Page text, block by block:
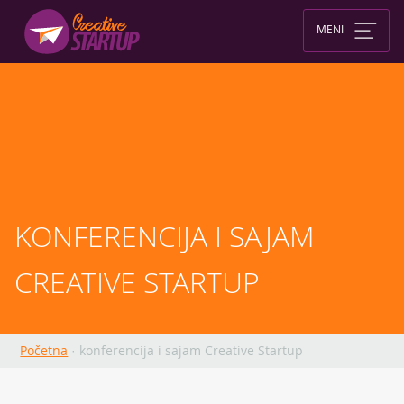
content
MENI
KONFERENCIJA I SAJAM
CREATIVE STARTUP
Početna · konferencija i sajam Creative Startup